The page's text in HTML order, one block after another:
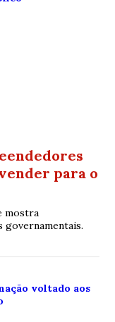
para o
mostra
governamentais.